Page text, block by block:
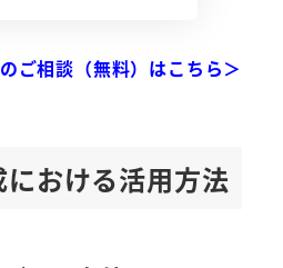
ご相談（無料）はこちら＞
おける活用方法